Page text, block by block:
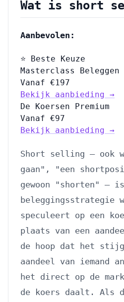
Wat is short
Aanbevolen:
⭐ Beste Keuze
Masterclass
Vanaf €197
Bekijk aanbieding →
De Koersen Premium
Vanaf €97
Bekijk aanbieding →
Short selling — ook
gaan", "een
gewoon "shorten" —
beleggingsstrategie
speculeert op een
plaats van een
de hoop dat het
aandeel van iemand
het direct op de
de koers daalt. Als